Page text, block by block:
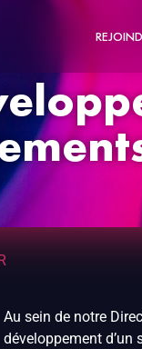
Au sein de notre
développement